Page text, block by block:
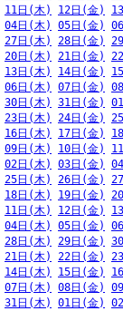
11日(木) 12日(金)
04日(木) 05日(金)
27日(木) 28日(金)
20日(木) 21日(金)
13日(木) 14日(金)
06日(木) 07日(金)
30日(木) 31日(金)
23日(木) 24日(金)
16日(木) 17日(金)
09日(木) 10日(金)
02日(木) 03日(金)
25日(木) 26日(金)
18日(木) 19日(金)
11日(木) 12日(金)
04日(木) 05日(金)
28日(木) 29日(金)
21日(木) 22日(金)
14日(木) 15日(金)
07日(木) 08日(金)
31日(木) 01日(金)